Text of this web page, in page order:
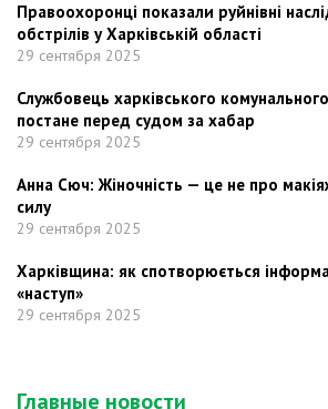
Правоохоронці показали руйнівні
обстрілів у Харківській області
29 сентября 2025
Службовець харківського
постане перед судом за хабар
29 сентября 2025
Анна Сюч: Жіночність — це не про
силу
29 сентября 2025
Харківщина: як спотворюється
«наступ»
29 сентября 2025
Главные новости